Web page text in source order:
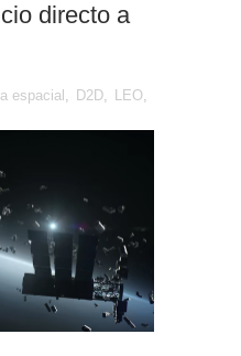
directo a
espacial , D2D, LEO,